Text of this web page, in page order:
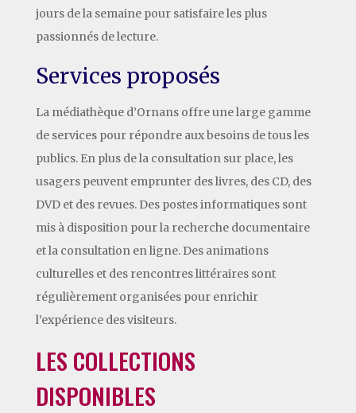
jours de la semaine pour satisfaire les plus
passionnés de lecture.
Services proposés
La médiathèque d’Ornans offre une large gamme
de services pour répondre aux besoins de tous les
publics. En plus de la consultation sur place, les
usagers peuvent emprunter des livres, des CD, des
DVD et des revues. Des postes informatiques sont
mis à disposition pour la recherche documentaire
et la consultation en ligne. Des animations
culturelles et des rencontres littéraires sont
régulièrement organisées pour enrichir
l’expérience des visiteurs.
LES COLLECTIONS
DISPONIBLES